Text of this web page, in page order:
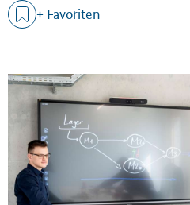
+ Favoriten